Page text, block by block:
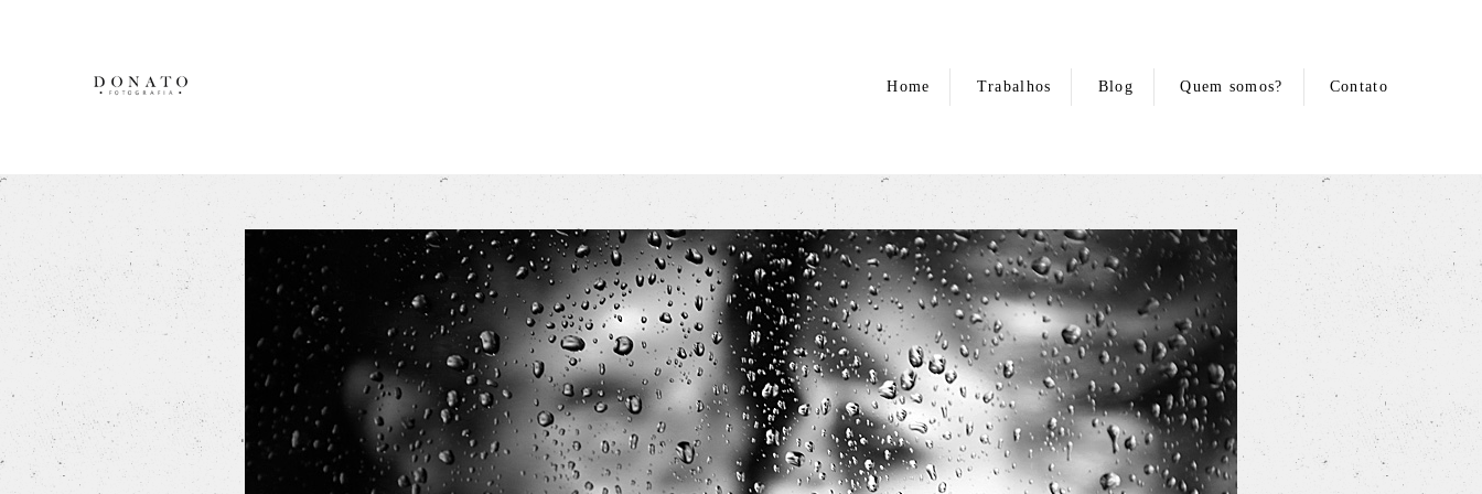
Home Trabalhos Blog Quem somos? Contato